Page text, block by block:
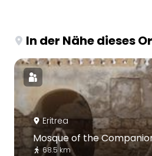
In der Nähe dieses
Eritrea
Mosque of the
68.5 km